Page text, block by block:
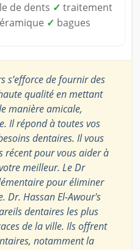
de dents ✓ traitement
✓ bagues
s’efforce de fournir des
qualité en mettant
manière amicale,
Il répond à toutes vos
dentaires. Il vous
pour vous aider à
meilleur. Le Dr
pour éliminer
Dr. Hassan El-Awour's
dentaires les plus
de la ville. Ils offrent
notamment la